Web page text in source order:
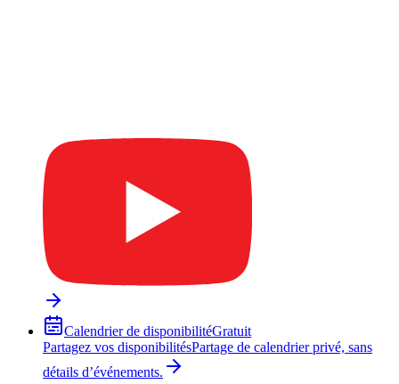
Calendrier de disponibilitéGratuit
Partagez vos disponibilitésPartage de calendrier privé, sans
détails d’événements.